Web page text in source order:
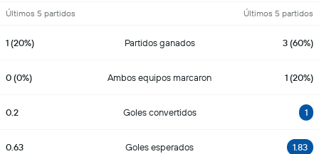
Últimos 5 partidos Últimos 5 partidos
1 (20%) Partidos ganados 3 (60%)
0 (0%) Ambos equipos marcaron 1 (20%)
0.2 Goles convertidos 1
0.63 Goles esperados 1.83